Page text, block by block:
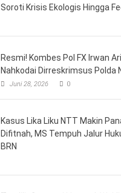
Soroti Krisis Ekologis Hingga
Resmi! Kombes Pol FX Irwan
Nahkodai Dirreskrimsus Polda
Juni 28, 2026 0
Kasus Lika Liku NTT Makin
Difitnah, MS Tempuh Jalur
BRN